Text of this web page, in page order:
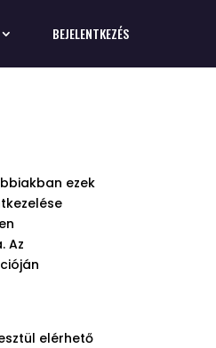
BEJELENTKEZÉS
ezek
Az
elérhető